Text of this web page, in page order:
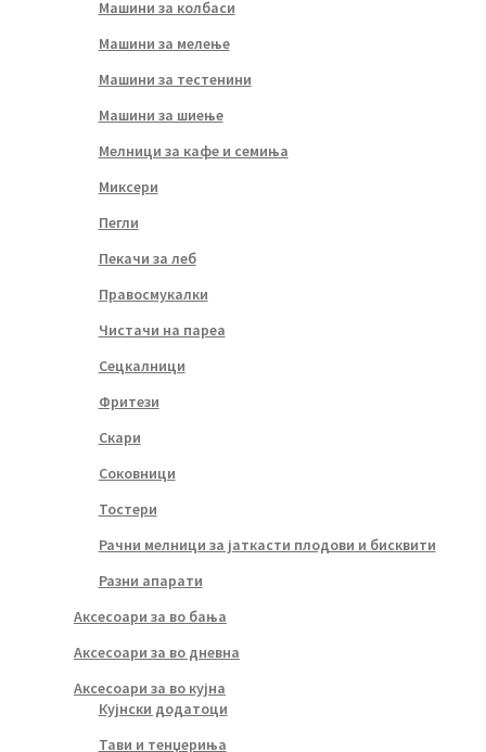
Машини за колбаси
Машини за мелење
Машини за тестенини
Машини за шиење
Мелници за кафе и семиња
Миксери
Пегли
Пекачи за леб
Правосмукалки
Чистачи на пареа
Сецкалници
Фритези
Скари
Соковници
Тостери
Рачни мелници за јаткасти плодови и бисквити
Разни апарати
Аксесоари за во бања
Аксесоари за во дневна
Аксесоари за во кујна
Кујнски додатоци
Тави и тенџериња